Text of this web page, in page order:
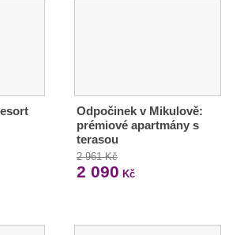
Odpočinek v Mikulově:
prémiové apartmány s
terasou
2 961 Kč
2 090 Kč